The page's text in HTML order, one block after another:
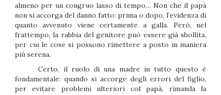
almeno per un congruo lasso di tempo… Non che il papà
non si accorga del danno fatto: prima o dopo, l’evidenza di
quanto avvenuto viene certamente a galla. Però, nel
frattempo, la rabbia del genitore può essere già sbollita,
per cui le cose si possono rimettere a posto in maniera
più serena.
Certo, il ruolo di una madre in tutto questo è
fondamentale: quando si accorge degli errori del figlio,
per evitare problemi ulteriori col papà, rimanda la